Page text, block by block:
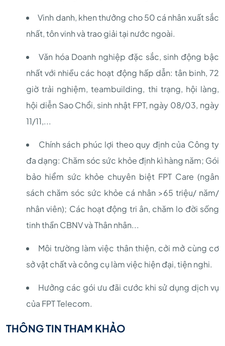
Vinh danh, khen thưởng cho 50 cá nhân xuất sắc
nhất, tôn vinh và trao giải tại nước ngoài.
Văn hóa Doanh nghiệp đặc sắc, sinh động bậc
nhất với nhiều các hoạt động hấp dẫn: tân binh, 72
giờ trải nghiệm, teambuilding, thi trạng, hội làng,
hội diễn Sao Chổi, sinh nhật FPT, ngày 08/03, ngày
11/11,...
Chính sách phúc lợi theo quy định của Công ty
đa dạng: Chăm sóc sức khỏe định kì hàng năm; Gói
bảo hiểm sức khỏe chuyên biệt FPT Care (ngân
sách chăm sóc sức khỏe cá nhân >65 triệu/ năm/
nhân viên); Các hoạt động tri ân, chăm lo đời sống
tinh thần CBNV và Thân nhân...
Môi trường làm việc thân thiện, cởi mở cùng cơ
sở vật chất và công cụ làm việc hiện đại, tiện nghi.
Hưởng các gói ưu đãi cước khi sử dụng dịch vụ
của FPT Telecom.
THÔNG TIN THAM KHẢO